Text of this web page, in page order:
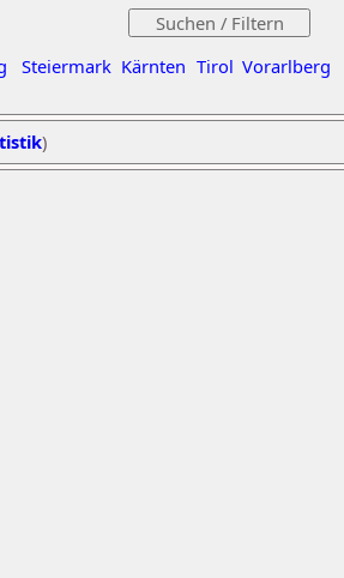
Steiermark Kärnten Tirol Vorarlberg
)